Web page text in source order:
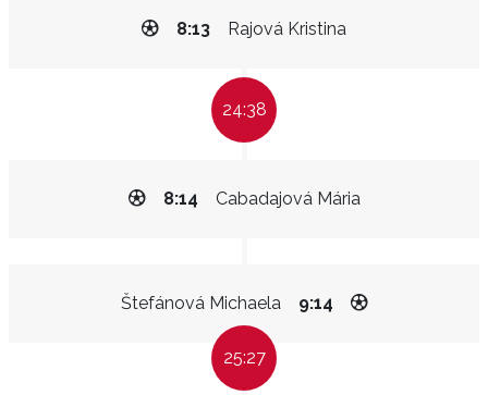
Rajová Kristina
8:13
24:38
Cabadajová Mária
8:14
Štefánová Michaela 9:14
25:27